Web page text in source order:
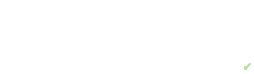
✔